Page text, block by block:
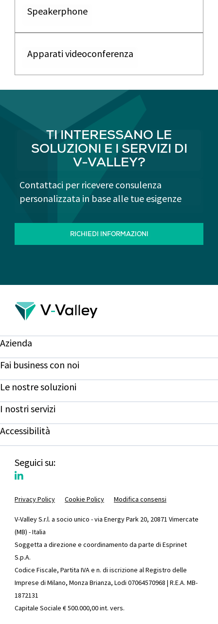
Speakerphone
Apparati videoconferenza
TI INTERESSANO LE
SOLUZIONI E I SERVIZI DI
V-VALLEY?
Contattaci per ricevere consulenza
personalizzata in base alle tue esigenze
RICHIEDI INFORMAZIONI
Azienda
Fai business con noi
Le nostre soluzioni
I nostri servizi
Accessibilità
Seguici su:
V-Valley S.r.l. a socio unico - via Energy Park 20, 20871 Vimercate
(MB) - Italia
Soggetta a direzione e coordinamento da parte di Esprinet
S.p.A.
Codice Fiscale, Partita IVA e n. di iscrizione al Registro delle
Imprese di Milano, Monza Brianza, Lodi 07064570968 | R.E.A. MB-
1872131
Capitale Sociale € 500.000,00 int. vers.
Privacy Policy Cookie Policy Modifica consensi